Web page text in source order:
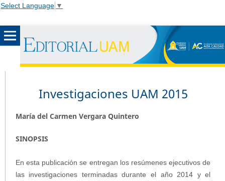
Select Language ▼
Investigaciones UAM 2015
María del Carmen Vergara Quintero
SINOPSIS
En esta publicación se entregan los resúmenes ejecutivos de
las investigaciones terminadas durante el año 2014 y el